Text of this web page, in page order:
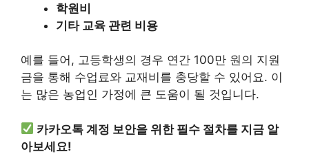
학원비
기타 교육 관련 비용
예를 들어, 고등학생의 경우 연간 100만 원의 지원
금을 통해 수업료와 교재비를 충당할 수 있어요. 이
는 많은 농업인 가정에 큰 도움이 될 것입니다.
카카오톡 계정 보안을 위한 필수 절차를 지금 알
아보세요!